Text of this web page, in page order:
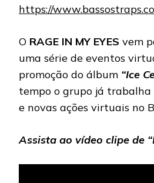
https://
O RAGE IN MY EYES vem
uma série de eventos
promoção do álbum “Ice
tempo o grupo já trabalha
e novas ações virtuais no
Assista ao vídeo clipe de